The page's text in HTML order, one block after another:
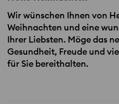
Wir wünschen Ihnen von
Weihnachten und eine
Ihrer Liebsten. Möge das
Gesundheit, Freude und
für Sie bereithalten.